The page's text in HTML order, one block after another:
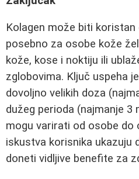
Kolagen može biti koristan
posebno za osobe kože
kože, kose i noktiju ili
zglobovima. Ključ uspeha
dovoljno velikih doza
dužeg perioda (najmanje 3
mogu varirati od osobe do
iskustva korisnika ukazuju
doneti vidljive benefite za